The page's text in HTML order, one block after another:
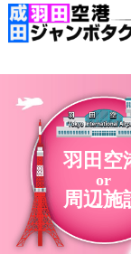
成田空港
料金表
車種・荷物
羽田空
or
周辺施